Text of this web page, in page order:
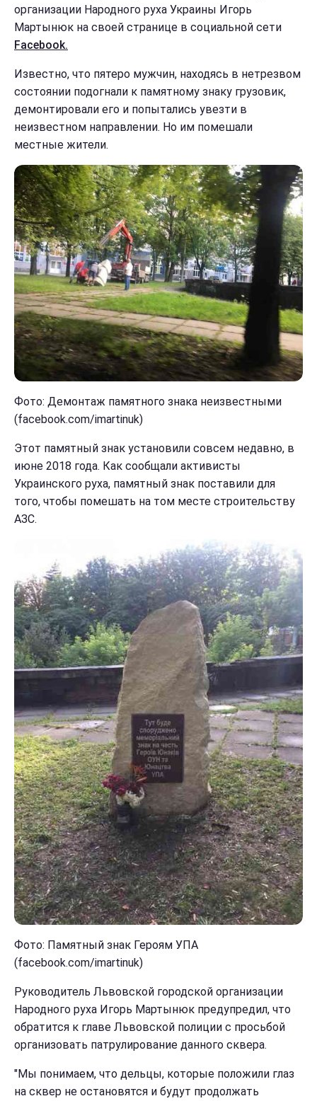
организации Народного руха Украины Игорь
Мартынюк на своей странице в социальной сети
Facebook.
Известно, что пятеро мужчин, находясь в нетрезвом
состоянии подогнали к памятному знаку грузовик,
демонтировали его и попытались увезти в
неизвестном направлении. Но им помешали
местные жители.
Фото: Демонтаж памятного знака неизвестными
(facebook.com/imartinuk)
Этот памятный знак установили совсем недавно, в
июне 2018 года. Как сообщали активисты
Украинского руха, памятный знак поставили для
того, чтобы помешать на том месте строительству
АЗС.
Фото: Памятный знак Героям УПА
(facebook.com/imartinuk)
Руководитель Львовской городской организации
Народного руха Игорь Мартынюк предупредил, что
обратится к главе Львовской полиции с просьбой
организовать патрулирование данного сквера.
"Мы понимаем, что дельцы, которые положили глаз
на сквер не остановятся и будут продолжать